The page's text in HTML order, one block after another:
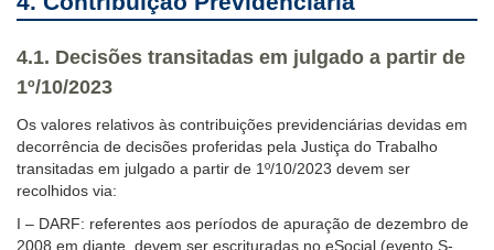
4.1. Decisões transitadas em julgado a partir de
1º/10/2023
Os valores relativos às contribuições previdenciárias devidas em
decorrência de decisões proferidas pela Justiça do Trabalho
transitadas em julgado a partir de 1º/10/2023 devem ser
recolhidos via:
I – DARF: referentes aos períodos de apuração de dezembro de
2008 em diante, devem ser escrituradas no eSocial (evento S-